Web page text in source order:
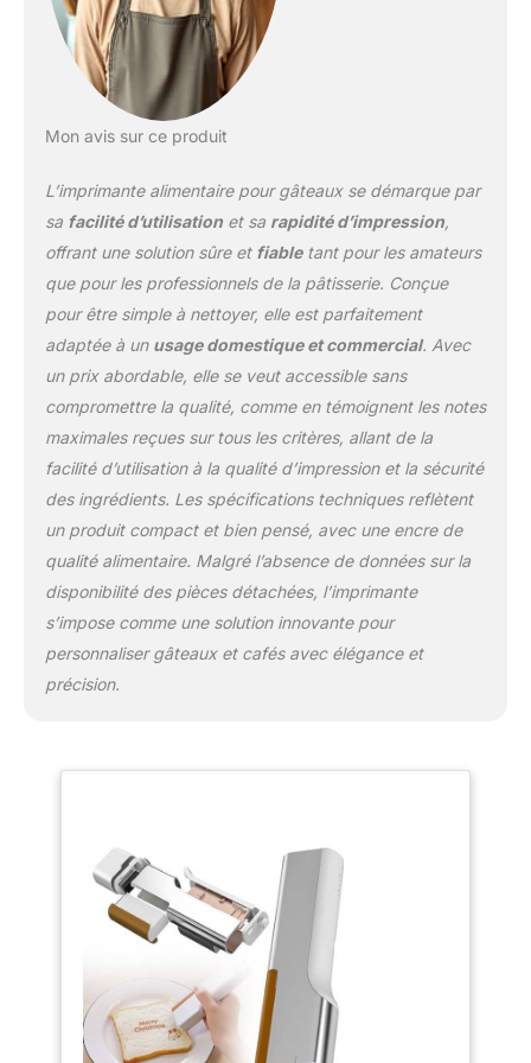
à différentes surfaces, ce qui facilite la
création de designs personnalisés sur
différentes surfaces, créant ainsi plus de
possibilités !. Une fois la première impression
terminée, soulevez simplement votre poignet
pour imprimer à nouveau sans le télécharger
DE L'ENVIRONNEMENT】 Choisissez une
encre comestible de haute qualité pour
garantir que tous les motifs et textes
imprimés sont sûrs à manger et n'affecteront
pas le goût des aliments. Il peut également
être en contact direct avec la peau, non
irritant et facile à nettoyer. ღ 【 CONTENU DE
LA BOÎTE 】 PrintPen x 1, Cartouche d'encre
x 1, Règle auxiliaire x 1, Câble USB x 1,
Couverture Pritective x 1, Instructions x 1. Si
vous avez des questions sur le produit,
veuillez nous envoyer un e-mail à temps et
nous répondrons à vos questions dans les
Mon avis sur ce produit
L’imprimante alimentaire pour gâteaux se démarque par
sa facilité d’utilisationet sa rapidité d’impression,
offrant une solution sûre et fiabletant pour les amateurs
que pour les professionnels de la pâtisserie. Conçue
pour être simple à nettoyer, elle est parfaitement
adaptée à un usage domestique et commercial. Avec
un prix abordable, elle se veut accessible sans
compromettre la qualité, comme en témoignent les notes
maximales reçues sur tous les critères, allant de la
facilité d’utilisation à la qualité d’impression et la sécurité
des ingrédients. Les spécifications techniques reflètent
un produit compact et bien pensé, avec une encre de
qualité alimentaire. Malgré l’absence de données sur la
disponibilité des pièces détachées, l’imprimante
s’impose comme une solution innovante pour
personnaliser gâteaux et cafés avec élégance et
précision.